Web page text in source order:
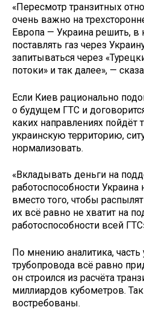
«Пересмотр транзитных
очень важно на
Европа — Украина решить, в
поставлять газ через
запитываться через
потоки» и так далее», —
Если Киев рационально
о будущем ГТС и
каких направлениях пойдёт
украинскую территорию,
нормализовать.
«Вкладывать деньги на
работоспособности Украина
вместо того, чтобы
их всё равно не хватит на
работоспособности всей
По мнению аналитика, часть
трубопровода всё равно
он строился из расчёта
миллиардов кубометров.
востребованы.